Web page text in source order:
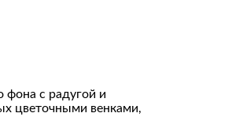
фона с радугой и
цветочными венками,